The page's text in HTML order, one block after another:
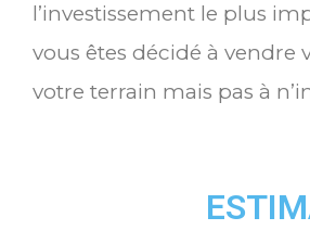
l’investissement le plus
vous êtes décidé à
votre terrain mais pas à